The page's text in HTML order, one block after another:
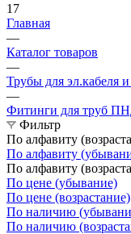
17
Главная
—
Каталог товаров
—
Трубы для эл.кабеля
—
Фитинги для труб
Фильтр
По алфавиту
По алфавиту
По алфавиту
По цене (убывание)
По цене (возрастание)
По наличию
По наличию